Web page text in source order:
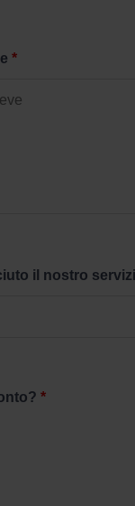
*
il nostro
*